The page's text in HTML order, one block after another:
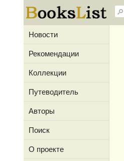
Новости
Рекомендации
Коллекции
Путеводитель
Авторы
Поиск
О проекте